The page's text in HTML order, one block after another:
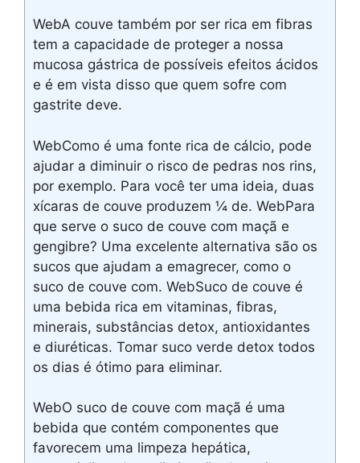
WebA couve também por ser rica em fibras
tem a capacidade de proteger a nossa
mucosa gástrica de possíveis efeitos ácidos
e é em vista disso que quem sofre com
gastrite deve.
WebComo é uma fonte rica de cálcio, pode
ajudar a diminuir o risco de pedras nos rins,
por exemplo. Para você ter uma ideia, duas
xícaras de couve produzem ¼ de. WebPara
que serve o suco de couve com maçã e
gengibre? Uma excelente alternativa são os
sucos que ajudam a emagrecer, como o
suco de couve com. WebSuco de couve é
uma bebida rica em vitaminas, fibras,
minerais, substâncias detox, antioxidantes
e diuréticas. Tomar suco verde detox todos
os dias é ótimo para eliminar.
WebO suco de couve com maçã é uma
bebida que contém componentes que
favorecem uma limpeza hepática,